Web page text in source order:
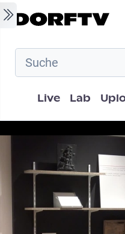
Skip to main content
Live Lab